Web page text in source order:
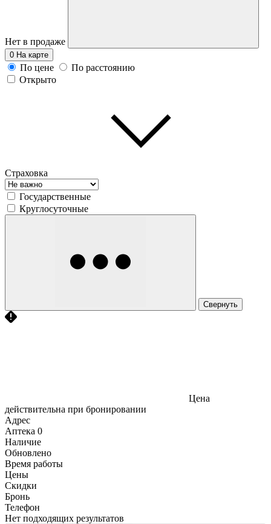
Нет в продаже
0 На карте
По цене
По расстоянию
Открыто
Страховка
Государственные
Круглосуточные
Свернуть
Цена
действительна при бронировании
Адрес
Аптека 0
Наличие
Обновлено
Время работы
Цены
Скидки
Бронь
Телефон
Нет подходящих результатов